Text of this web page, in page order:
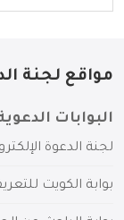
مواقع لجنة
البوابات
لجنة الدعوة
بوابة الكويت